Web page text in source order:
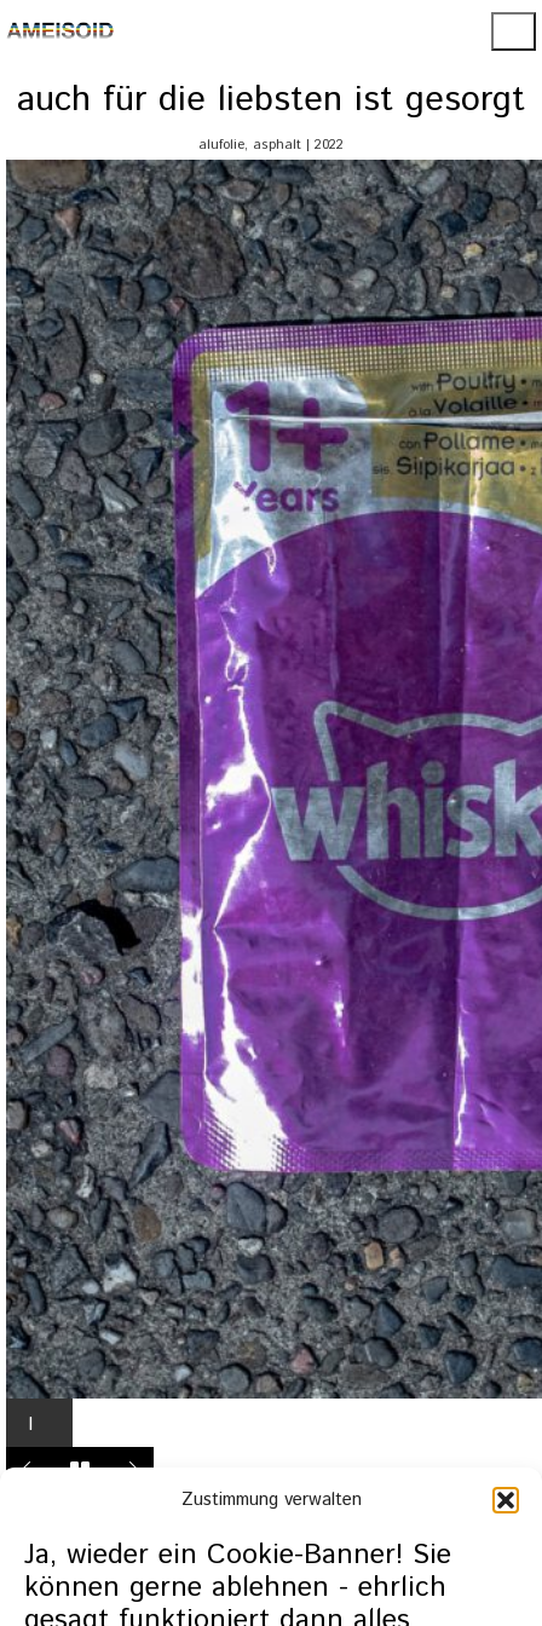
Zustimmung verwalten
Ja, wieder ein Cookie-Banner! Sie
können gerne ablehnen - ehrlich
auch für die liebsten ist gesorgt
alufolie, asphalt | 2022
I
n
g
h
t